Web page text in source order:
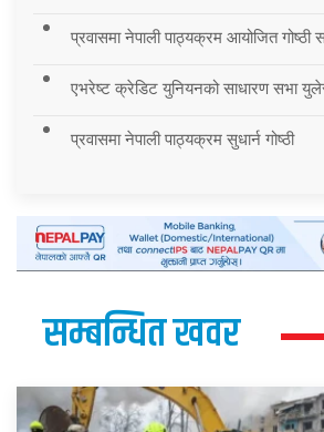
प्रवासमा नेपाली पाठ्यक्रम आयोजित गोष्ठी
एभरेष्ट क्रेडिट युनियनको साधारण सभा
प्रवासमा नेपाली पाठ्यक्रम सुधार्न गोष्ठी
सम्बन्धित खवर